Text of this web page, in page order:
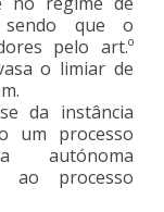
sendo que o
pelo art.º
o limiar de
da instância
um processo
autónoma
ao processo